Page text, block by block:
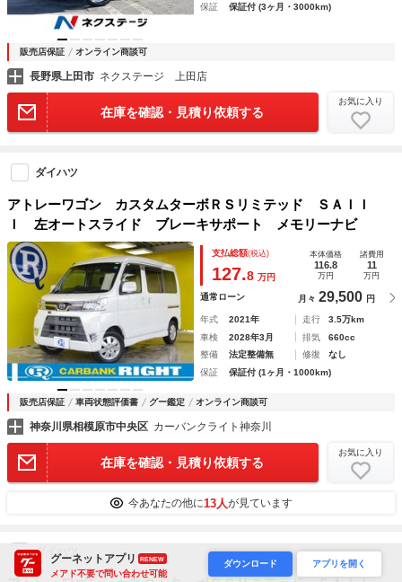
保証
保証付 (3ヶ月・3000km)
販売店保証 オンライン商談可
長野県上田市 ネクステージ 上田店
在庫を確認・見積り依頼する
お気に入り
ダイハツ
アトレーワゴン カスタムターボＲＳリミテッド ＳＡＩＩ
Ｉ 左オートスライド ブレーキサポート メモリーナビ
支払総額(税込)
127.8 万円
本体価格
116.8
万円
諸費用
11
万円
通常ローン 月々 29,500 円
年式 2021年 走行
3.5万km
車検
2028年3月 排気
660cc
整備
法定整備無 修復
なし
保証
保証付 (1ヶ月・1000km)
販売店保証 車両状態評価書 グー鑑定 オンライン商談可
神奈川県相模原市中央区 カーバンクライト神奈川
在庫を確認・見積り依頼する
お気に入り
今あなたの他に13人が見ています
ダイハツ
グーネットアプリ RENEW
メアド不要で問い合わせ可能
ダウンロード アプリを開く